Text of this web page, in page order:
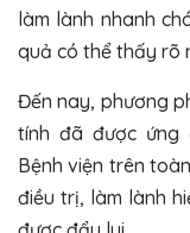
làm lành nhanh
quả có thể thấy rõ
Đến nay, phương
tính đã được ứng
Bệnh viện trên
điều trị, làm lành